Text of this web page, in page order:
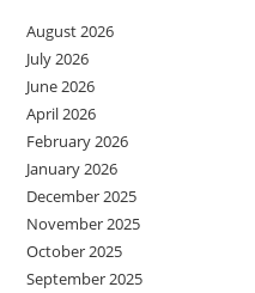
August 2026
July 2026
June 2026
April 2026
February 2026
January 2026
December 2025
November 2025
October 2025
September 2025